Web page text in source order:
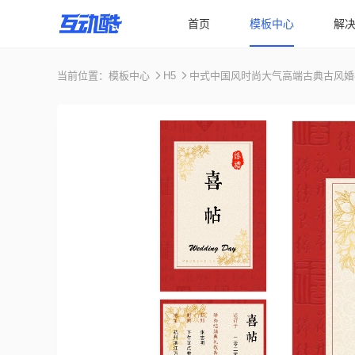
首页 模板中心 解
当前位置： 模板中心 H5 中式中国风时尚大气高端古典古风